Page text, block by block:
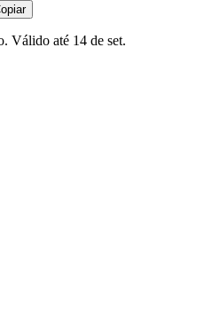
Válido até 14 de set.